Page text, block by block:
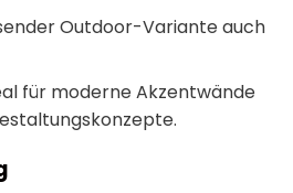
Outdoor-Variante auch
für moderne Akzentwände